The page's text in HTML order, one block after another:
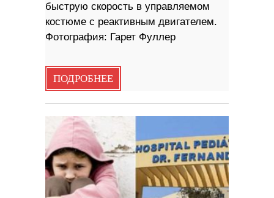
быструю скорость в управляемом
костюме с реактивным двигателем.
Фотография: Гарет Фуллер
ПОДРОБНЕЕ